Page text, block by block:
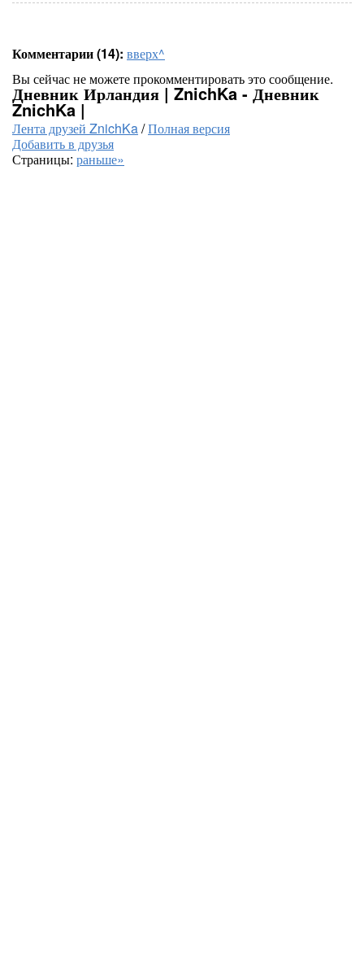
Комментарии (14): вверх^
Вы сейчас не можете прокомментировать это сообщение.
Дневник Ирландия | ZnichKa - Дневник
ZnichKa |
Лента друзей ZnichKa/Полная версия
Добавить в друзья
Страницы: раньше»